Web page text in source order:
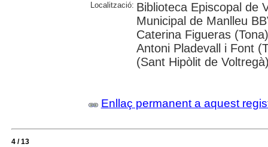
Localització: Biblioteca Episcopal de
Municipal de Manlleu
Caterina Figueras
Antoni Pladevall i Font
(Sant Hipòlit de
Enllaç permanent a aquest
4 / 13